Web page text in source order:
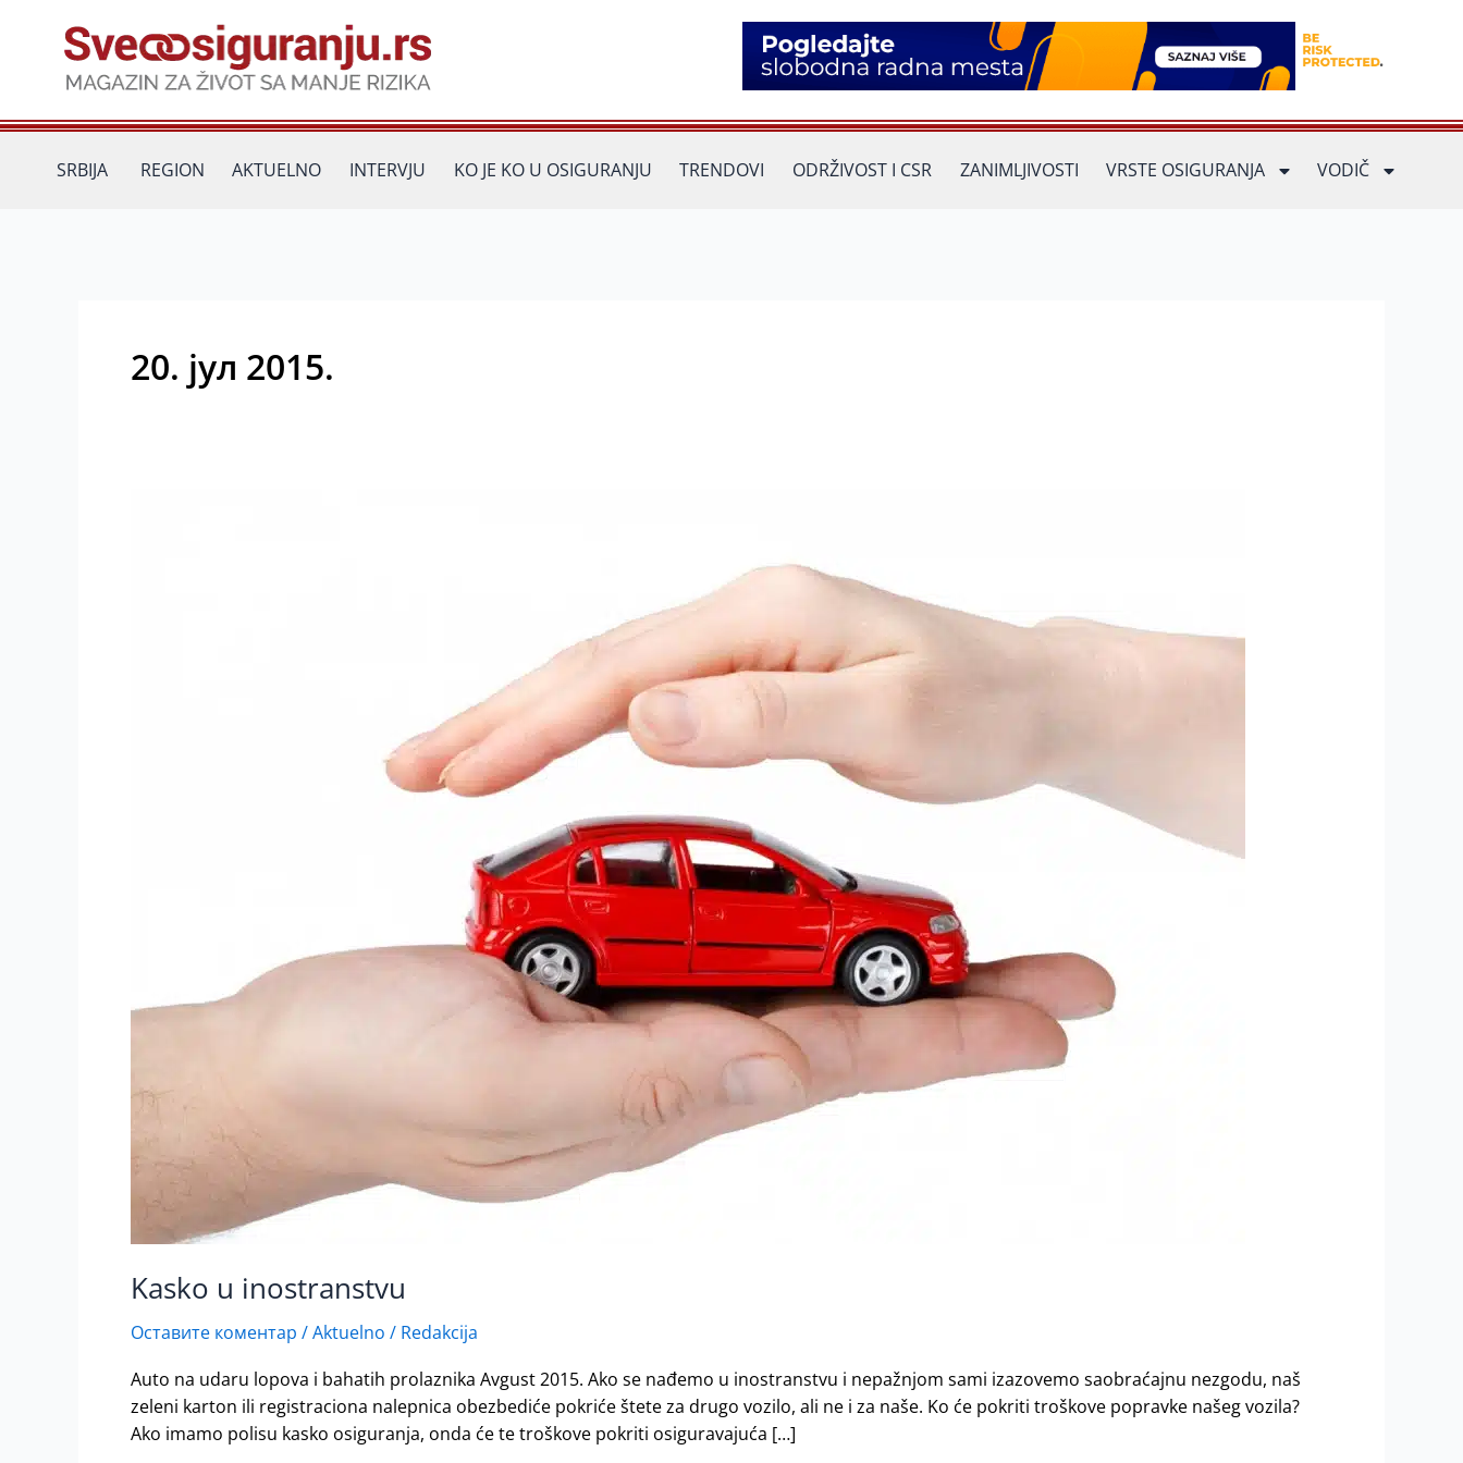
SRBIJA REGION AKTUELNO INTERVJU KO JE KO U OSIGURANJU TRENDOVI ODRŽIVOST I CSR ZANIMLJIVOSTI VRSTE OSIGURANJA VODIČ
20. јул 2015.
Kasko u inostranstvu
Оставите коментар /Aktuelno / Redakcija
Auto na udaru lopova i bahatih prolaznika Avgust 2015. Ako se nađemo u inostranstvu i nepažnjom sami izazovemo saobraćajnu nezgodu, naš
zeleni karton ili registraciona nalepnica obezbediće pokriće štete za drugo vozilo, ali ne i za naše. Ko će pokriti troškove popravke našeg vozila?
Ako imamo polisu kasko osiguranja, onda će te troškove pokriti osiguravajuća […]